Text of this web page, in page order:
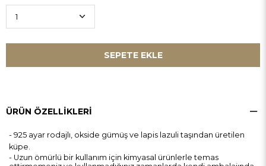
ÜRÜN ÖZELLIKLERI
- 925 ayar rodajlı, okside gümüş ve lapis lazuli taşından üretilen
küpe.
- Uzun ömürlü bir kullanım için kimyasal ürünlerle temas